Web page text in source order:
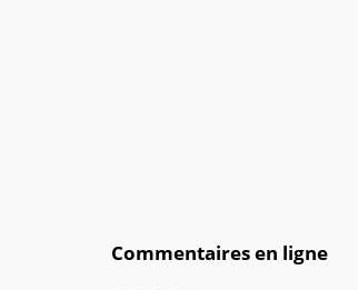
Commentaires en ligne